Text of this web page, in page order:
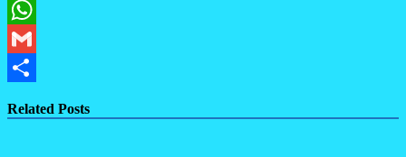
Twitter
WhatsApp
Gmail
Related Posts